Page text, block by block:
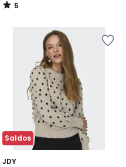
5
/
Saldos
JDY
4,9